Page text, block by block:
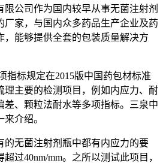
公司作为国内较早从事无菌注射剂
厂家，与国内众多药品生产企业及药
，能够提供全套的包装质量解决方
标规定在2015版中国药包材标准
理主要的检测项目，例如内应力、耐
差、颗粒法耐水等多项指标。三泉中
介绍。
的无菌注射剂瓶中都有内应力的要
过40nm/mm。之所以测试此项目，